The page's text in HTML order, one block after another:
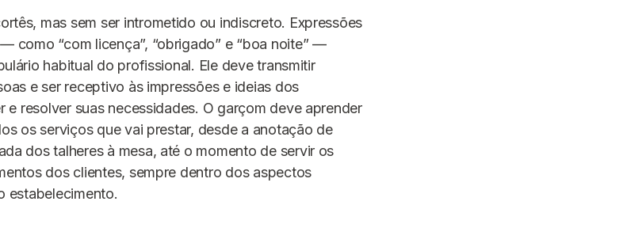
mas sem ser intrometido ou indiscreto. Expressões
como “com licença”, “obrigado” e “boa noite” —
habitual do profissional. Ele deve transmitir
e ser receptivo às impressões e ideias dos
e resolver suas necessidades. O garçom deve aprender
os serviços que vai prestar, desde a anotação de
dos talheres à mesa, até o momento de servir os
dos clientes, sempre dentro dos aspectos
estabelecimento.